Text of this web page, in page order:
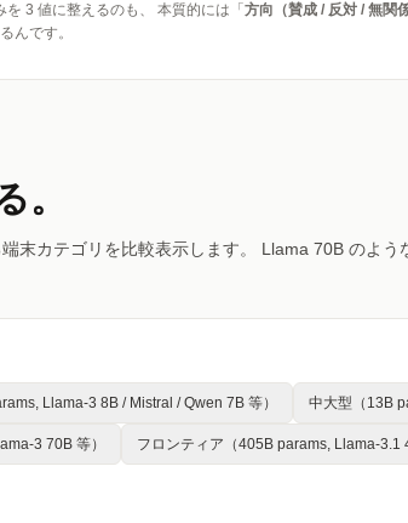
3 値に整えるのも、 本質的には「 方向（賛成 / 反対 / 無関
んです。
。
末カテゴリを比較表示します。 Llama 70B のよ
Llama-3 8B / Mistral / Qwen 7B 等） 中大型（13B
3 70B 等） フロンティア（405B params, Llama-3.1